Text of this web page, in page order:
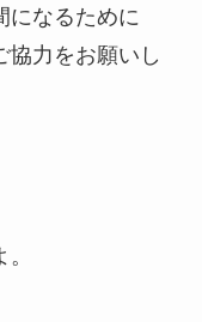
になるために
協力をお願いし